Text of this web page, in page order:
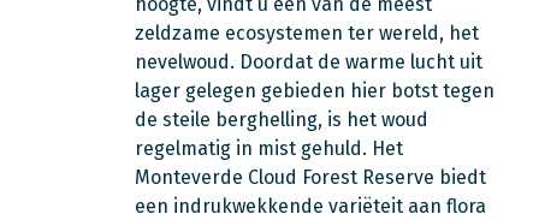
zeldzame ecosystemen ter wereld, het
nevelwoud. Doordat de warme lucht uit
lager gelegen gebieden hier botst tegen
de steile berghelling, is het woud
regelmatig in mist gehuld. Het
Monteverde Cloud Forest Reserve biedt
een indrukwekkende variëteit aan flora